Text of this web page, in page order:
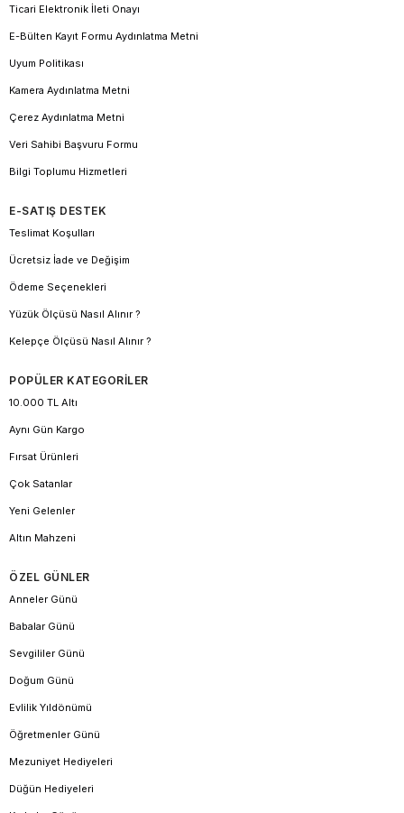
Ticari Elektronik İleti Onayı
E-Bülten Kayıt Formu Aydınlatma Metni
Uyum Politikası
Kamera Aydınlatma Metni
Çerez Aydınlatma Metni
Veri Sahibi Başvuru Formu
Bilgi Toplumu Hizmetleri
E-SATIŞ DESTEK
Teslimat Koşulları
Ücretsiz İade ve Değişim
Ödeme Seçenekleri
Yüzük Ölçüsü Nasıl Alınır ?
Kelepçe Ölçüsü Nasıl Alınır ?
POPÜLER KATEGORİLER
10.000 TL Altı
Aynı Gün Kargo
Fırsat Ürünleri
Çok Satanlar
Yeni Gelenler
Altın Mahzeni
ÖZEL GÜNLER
Anneler Günü
Babalar Günü
Sevgililer Günü
Doğum Günü
Evlilik Yıldönümü
Öğretmenler Günü
Mezuniyet Hediyeleri
Düğün Hediyeleri